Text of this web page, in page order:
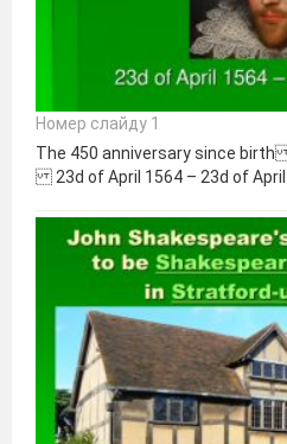
Номер слайду 1
The 450 anniversary since
23d of April 1564 – 23d of April